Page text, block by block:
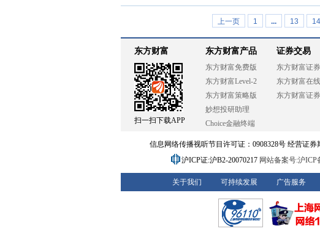
上一页 1 ... 13 14
东方财富
扫一扫下载APP
东方财富产品
东方财富免费版
东方财富Level-2
东方财富策略版
妙想投研助理
Choice金融终端
证券交易
东方财富证
东方财富在
东方财富证
信息网络传播视听节目许可证：0908328号 经营证券
沪ICP证:沪B2-20070217 网站备案号:沪ICP
关于我们 可持续发展 广告服务